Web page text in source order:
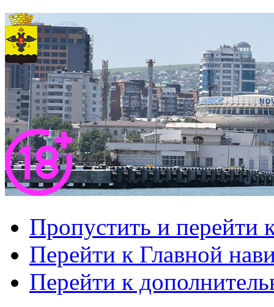
Пропустить и перейти
Перейти к Главной
Перейти к